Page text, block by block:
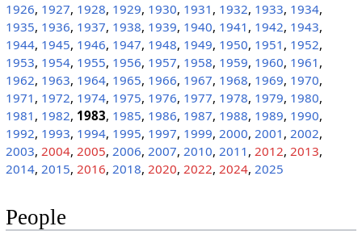
1926, 1927, 1928, 1929, 1930, 1931 , 1932, 1933, 1934,
1935, 1936, 1937, 1938, 1939, 1940, 1941 , 1942, 1943,
1944, 1945, 1946, 1947, 1948, 1949, 1950, 1951 , 1952,
1953, 1954, 1955, 1956, 1957, 1958, 1959, 1960, 1961 ,
1962, 1963, 1964, 1965, 1966, 1967, 1968, 1969, 1970,
1971 , 1972, 1974, 1975, 1976, 1977, 1978, 1979, 1980,
1981 , 1982, 1983, 1985, 1986, 1987, 1988, 1989, 1990,
1992, 1993, 1994, 1995, 1997, 1999, 2000, 2001 , 2002,
2003, 2004, 2005, 2006, 2007, 2010, 2011 , 2012, 2013,
2014, 2015, 2016, 2018, 2020, 2022, 2024, 2025
People